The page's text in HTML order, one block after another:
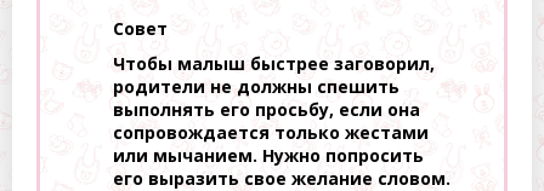
Совет
Чтобы малыш быстрее заговорил,
родители не должны спешить
выполнять его просьбу, если она
сопровождается только жестами
или мычанием. Нужно попросить
его выразить свое желание словом.